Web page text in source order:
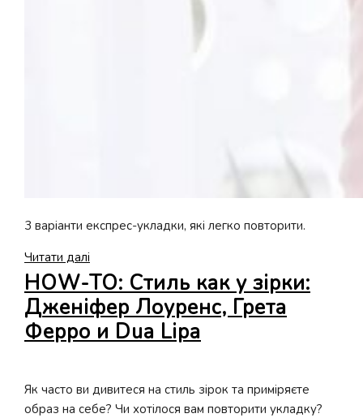
3 варіанти експрес-укладки, які легко повторити.
Читати далі
хвилин
на
укладку
HOW-TO: Стиль как у зірки:
Дженіфер Лоуренс, Грета
Ферро и Dua Lipa
Як часто ви дивитеся на стиль зірок та приміряєте
образ на себе? Чи хотілося вам повторити укладку?